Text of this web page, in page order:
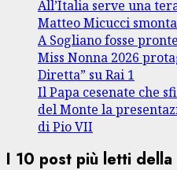
All’Italia serve una
Matteo Micucci
A Sogliano fosse pronte
Miss Nonna 2026
Diretta” su Rai 1
Il Papa cesenate che
del Monte la
di Pio VII
I 10 post più letti della